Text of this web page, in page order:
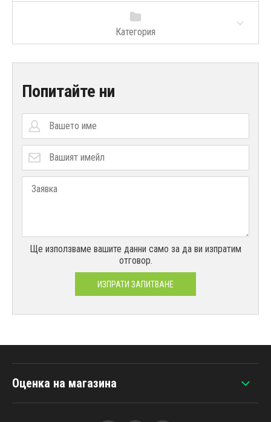
Категория
Попитайте ни
Ще използваме вашите данни само за да ви изпратим
отговор.
ИЗПРАТИ ЗАПИТВАНЕ
Оценка на магазина